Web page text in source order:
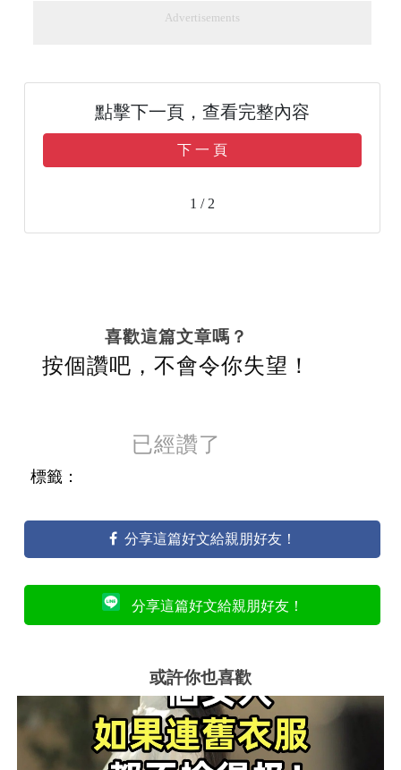
Advertisements
點擊下一頁，查看完整內容
下 一 頁
1 / 2
喜歡這篇文章嗎？
按個讚吧，不會令你失望！
已經讚了
標籤：
分享這篇好文給親朋好友！
分享這篇好文給親朋好友！
或許你也喜歡